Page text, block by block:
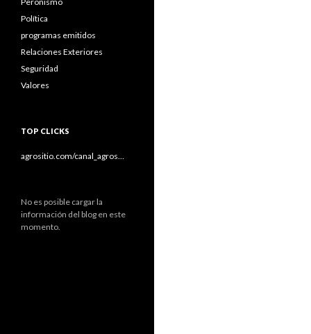
Política
programas emitidos
Relaciones Exteriores
Seguridad
Valores
TOP CLICKS
agrositio.com/canal_agros…
No es posible cargar la
información del blog en este
momento.